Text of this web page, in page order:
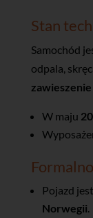
Stan
Samochód
odpala,
zawieszenie
W maju
Pojazd jest
Norwegii